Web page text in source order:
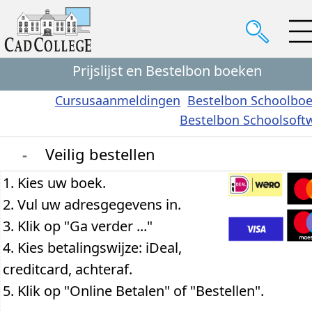
Prijslijst en Bestelbon boeken
Cursusaanmeldingen Bestelbon
Bestelbon
- Veilig bestellen
1. Kies uw boek.
2. Vul uw adresgegevens in.
3. Klik op "Ga verder ..."
4. Kies betalingswijze: iDeal,
creditcard, achteraf.
5. Klik op "Online Betalen" of "Bestellen".